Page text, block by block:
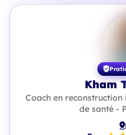
Kham
Coach en
de santé -